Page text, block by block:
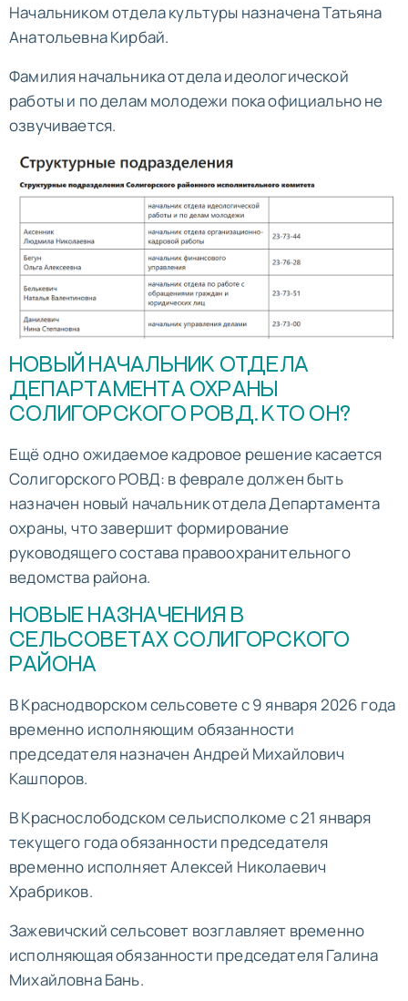
Начальником отдела культуры назначена Татьяна
Анатольевна Кирбай.
Фамилия начальника отдела идеологической
работы и по делам молодежи пока официально не
озвучивается.
НОВЫЙ НАЧАЛЬНИК ОТДЕЛА
ДЕПАРТАМЕНТА ОХРАНЫ
СОЛИГОРСКОГО РОВД. КТО ОН?
Ещё одно ожидаемое кадровое решение касается
Солигорского РОВД: в феврале должен быть
назначен новый начальник отдела Департамента
охраны, что завершит формирование
руководящего состава правоохранительного
ведомства района.
НОВЫЕ НАЗНАЧЕНИЯ В
СЕЛЬСОВЕТАХ СОЛИГОРСКОГО
РАЙОНА
В Краснодворском сельсовете с 9 января 2026 года
временно исполняющим обязанности
председателя назначен Андрей Михайлович
Кашпоров.
В Краснослободском сельисполкоме с 21 января
текущего года обязанности председателя
временно исполняет Алексей Николаевич
Храбриков.
Зажевичский сельсовет возглавляет временно
исполняющая обязанности председателя Галина
Михайловна Бань.